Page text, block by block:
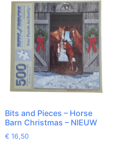
Bits and Pieces – Horse
Barn Christmas – NIEUW
€ 16,50